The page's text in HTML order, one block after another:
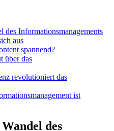
des Informationsmanagements
aus
spannend?
über das
revolutioniert das
ist
des